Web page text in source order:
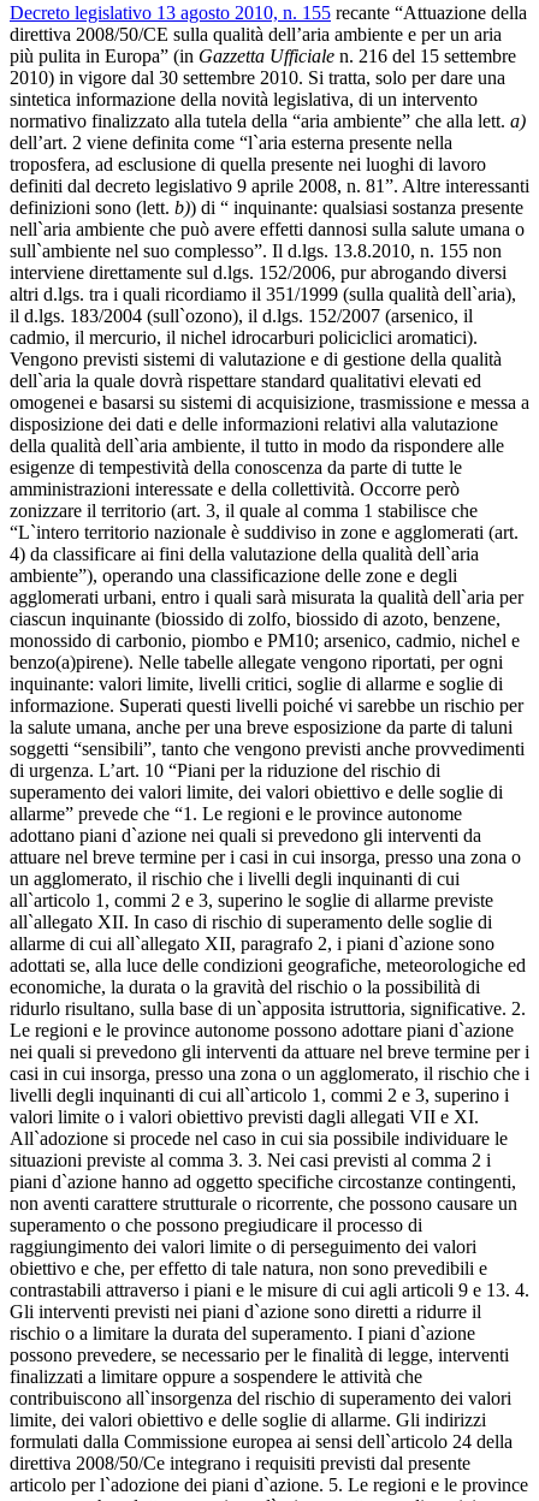
Decreto legislativo 13 agosto 2010, n. 155 recante “Attuazione della
direttiva 2008/50/CE sulla qualità dell’aria ambiente e per un aria
più pulita in Europa” (in Gazzetta Ufficiale n. 216 del 15 settembre
2010) in vigore dal 30 settembre 2010. Si tratta, solo per dare una
sintetica informazione della novità legislativa, di un intervento
normativo finalizzato alla tutela della “aria ambiente” che alla lett. a)
dell’art. 2 viene definita come “l`aria esterna presente nella
troposfera, ad esclusione di quella presente nei luoghi di lavoro
definiti dal decreto legislativo 9 aprile 2008, n. 81”. Altre interessanti
definizioni sono (lett. b)) di “ inquinante: qualsiasi sostanza presente
nell`aria ambiente che può avere effetti dannosi sulla salute umana o
sull`ambiente nel suo complesso”. Il d.lgs. 13.8.2010, n. 155 non
interviene direttamente sul d.lgs. 152/2006, pur abrogando diversi
altri d.lgs. tra i quali ricordiamo il 351/1999 (sulla qualità dell`aria),
il d.lgs. 183/2004 (sull`ozono), il d.lgs. 152/2007 (arsenico, il
cadmio, il mercurio, il nichel idrocarburi policiclici aromatici).
Vengono previsti sistemi di valutazione e di gestione della qualità
dell`aria la quale dovrà rispettare standard qualitativi elevati ed
omogenei e basarsi su sistemi di acquisizione, trasmissione e messa a
disposizione dei dati e delle informazioni relativi alla valutazione
della qualità dell`aria ambiente, il tutto in modo da rispondere alle
esigenze di tempestività della conoscenza da parte di tutte le
amministrazioni interessate e della collettività. Occorre però
zonizzare il territorio (art. 3, il quale al comma 1 stabilisce che
“L`intero territorio nazionale è suddiviso in zone e agglomerati (art.
4) da classificare ai fini della valutazione della qualità dell`aria
ambiente”), operando una classificazione delle zone e degli
agglomerati urbani, entro i quali sarà misurata la qualità dell`aria per
ciascun inquinante (biossido di zolfo, biossido di azoto, benzene,
monossido di carbonio, piombo e PM10; arsenico, cadmio, nichel e
benzo(a)pirene). Nelle tabelle allegate vengono riportati, per ogni
inquinante: valori limite, livelli critici, soglie di allarme e soglie di
informazione. Superati questi livelli poiché vi sarebbe un rischio per
la salute umana, anche per una breve esposizione da parte di taluni
soggetti “sensibili”, tanto che vengono previsti anche provvedimenti
di urgenza. L’art. 10 “Piani per la riduzione del rischio di
superamento dei valori limite, dei valori obiettivo e delle soglie di
allarme” prevede che “1. Le regioni e le province autonome
adottano piani d`azione nei quali si prevedono gli interventi da
attuare nel breve termine per i casi in cui insorga, presso una zona o
un agglomerato, il rischio che i livelli degli inquinanti di cui
all`articolo 1, commi 2 e 3, superino le soglie di allarme previste
all`allegato XII. In caso di rischio di superamento delle soglie di
allarme di cui all`allegato XII, paragrafo 2, i piani d`azione sono
adottati se, alla luce delle condizioni geografiche, meteorologiche ed
economiche, la durata o la gravità del rischio o la possibilità di
ridurlo risultano, sulla base di un`apposita istruttoria, significative. 2.
Le regioni e le province autonome possono adottare piani d`azione
nei quali si prevedono gli interventi da attuare nel breve termine per i
casi in cui insorga, presso una zona o un agglomerato, il rischio che i
livelli degli inquinanti di cui all`articolo 1, commi 2 e 3, superino i
valori limite o i valori obiettivo previsti dagli allegati VII e XI.
All`adozione si procede nel caso in cui sia possibile individuare le
situazioni previste al comma 3. 3. Nei casi previsti al comma 2 i
piani d`azione hanno ad oggetto specifiche circostanze contingenti,
non aventi carattere strutturale o ricorrente, che possono causare un
superamento o che possono pregiudicare il processo di
raggiungimento dei valori limite o di perseguimento dei valori
obiettivo e che, per effetto di tale natura, non sono prevedibili e
contrastabili attraverso i piani e le misure di cui agli articoli 9 e 13. 4.
Gli interventi previsti nei piani d`azione sono diretti a ridurre il
rischio o a limitare la durata del superamento. I piani d`azione
possono prevedere, se necessario per le finalità di legge, interventi
finalizzati a limitare oppure a sospendere le attività che
contribuiscono all`insorgenza del rischio di superamento dei valori
limite, dei valori obiettivo e delle soglie di allarme. Gli indirizzi
formulati dalla Commissione europea ai sensi dell`articolo 24 della
direttiva 2008/50/Ce integrano i requisiti previsti dal presente
articolo per l`adozione dei piani d`azione. 5. Le regioni e le province